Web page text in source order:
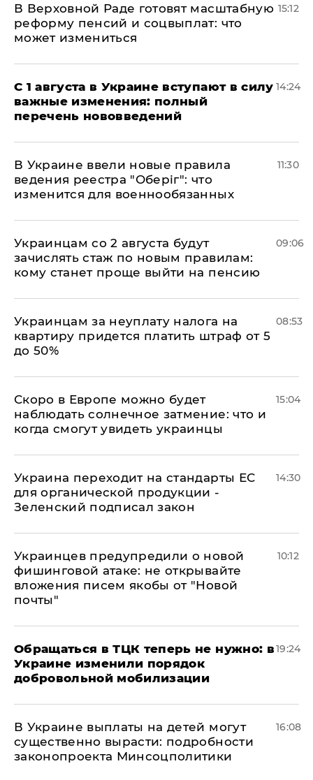
В Верховной Раде готовят масштабную
реформу пенсий и соцвыплат: что
может измениться
15:12
С 1 августа в Украине вступают в силу
важные изменения: полный
перечень нововведений
14:24
В Украине ввели новые правила
ведения реестра "Оберіг": что
изменится для военнообязанных
11:30
Украинцам со 2 августа будут
зачислять стаж по новым правилам:
кому станет проще выйти на пенсию
09:06
Украинцам за неуплату налога на
квартиру придется платить штраф от 5
до 50%
08:53
Скоро в Европе можно будет
наблюдать солнечное затмение: что и
когда смогут увидеть украинцы
15:04
Украина переходит на стандарты ЕС
для органической продукции -
Зеленский подписал закон
14:30
Украинцев предупредили о новой
фишинговой атаке: не открывайте
вложения писем якобы от "Новой
почты"
10:12
Обращаться в ТЦК теперь не нужно: в
Украине изменили порядок
добровольной мобилизации
19:24
В Украине выплаты на детей могут
существенно вырасти: подробности
законопроекта Минсоцполитики
16:08